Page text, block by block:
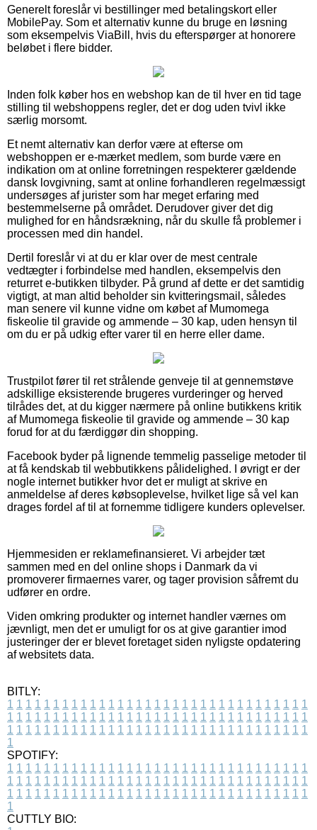
Generelt foreslår vi bestillinger med betalingskort eller
MobilePay. Som et alternativ kunne du bruge en løsning
som eksempelvis ViaBill, hvis du efterspørger at honorere
beløbet i flere bidder.
Inden folk køber hos en webshop kan de til hver en tid tage
stilling til webshoppens regler, det er dog uden tvivl ikke
særlig morsomt.
Et nemt alternativ kan derfor være at efterse om
webshoppen er e-mærket medlem, som burde være en
indikation om at online forretningen respekterer gældende
dansk lovgivning, samt at online forhandleren regelmæssigt
undersøges af jurister som har meget erfaring med
bestemmelserne på området. Derudover giver det dig
mulighed for en håndsrækning, når du skulle få problemer i
processen med din handel.
Dertil foreslår vi at du er klar over de mest centrale
vedtægter i forbindelse med handlen, eksempelvis den
returret e-butikken tilbyder. På grund af dette er det samtidig
vigtigt, at man altid beholder sin kvitteringsmail, således
man senere vil kunne vidne om købet af Mumomega
fiskeolie til gravide og ammende – 30 kap, uden hensyn til
om du er på udkig efter varer til en herre eller dame.
Trustpilot fører til ret strålende genveje til at gennemstøve
adskillige eksisterende brugeres vurderinger og herved
tilrådes det, at du kigger nærmere på online butikkens kritik
af Mumomega fiskeolie til gravide og ammende – 30 kap
forud for at du færdiggør din shopping.
Facebook byder på lignende temmelig passelige metoder til
at få kendskab til webbutikkens pålidelighed. I øvrigt er der
nogle internet butikker hvor det er muligt at skrive en
anmeldelse af deres købsoplevelse, hvilket lige så vel kan
drages fordel af til at fornemme tidligere kunders oplevelser.
Hjemmesiden er reklamefinansieret. Vi arbejder tæt
sammen med en del online shops i Danmark da vi
promoverer firmaernes varer, og tager provision såfremt du
udfører en ordre.
Viden omkring produkter og internet handler værnes om
jævnligt, men det er umuligt for os at give garantier imod
justeringer der er blevet foretaget siden nyligste opdatering
af websitets data.
BITLY:
1 1 1 1 1 1 1 1 1 1 1 1 1 1 1 1 1 1 1 1 1 1 1 1 1 1 1 1 1 1 1 1 1
1 1 1 1 1 1 1 1 1 1 1 1 1 1 1 1 1 1 1 1 1 1 1 1 1 1 1 1 1 1 1 1 1
1 1 1 1 1 1 1 1 1 1 1 1 1 1 1 1 1 1 1 1 1 1 1 1 1 1 1 1 1 1 1 1 1
1
SPOTIFY:
1 1 1 1 1 1 1 1 1 1 1 1 1 1 1 1 1 1 1 1 1 1 1 1 1 1 1 1 1 1 1 1 1
1 1 1 1 1 1 1 1 1 1 1 1 1 1 1 1 1 1 1 1 1 1 1 1 1 1 1 1 1 1 1 1 1
1 1 1 1 1 1 1 1 1 1 1 1 1 1 1 1 1 1 1 1 1 1 1 1 1 1 1 1 1 1 1 1 1
1
CUTTLY BIO: